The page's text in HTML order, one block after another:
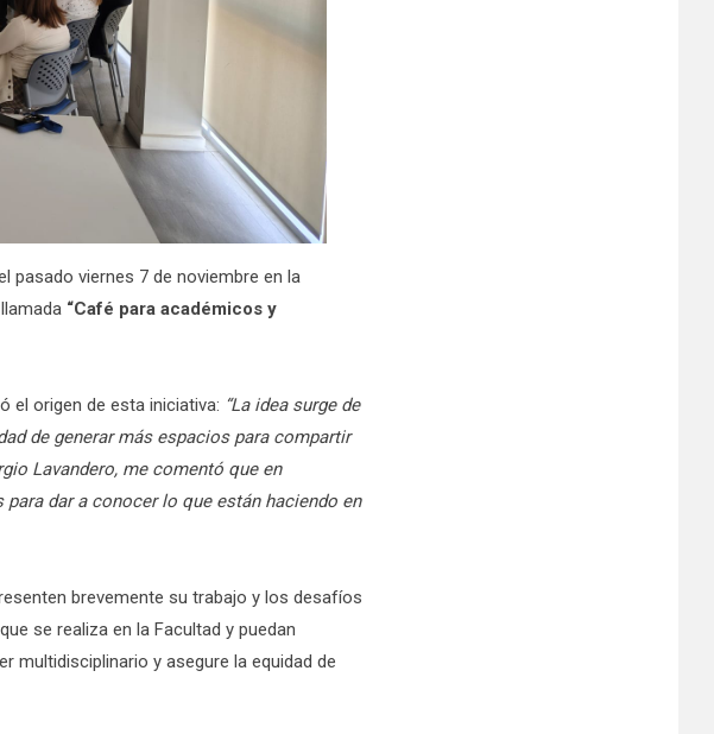
pasado viernes 7 de noviembre en la
“Café para académicos y
el origen de esta iniciativa: “La idea surge de
de generar más espacios para compartir
Lavandero, me comentó que en
dar a conocer lo que están haciendo en
brevemente su trabajo y los desafíos
se realiza en la Facultad y puedan
multidisciplinario y asegure la equidad de